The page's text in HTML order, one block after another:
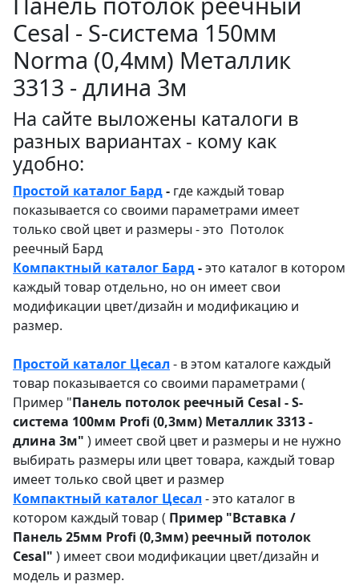
Cesal - S-система 150мм
Norma (0,4мм) Металлик
3313 - длина 3м
На сайте выложены каталоги в
разных вариантах - кому как
удобно:
Простой каталог Бард- где каждый товар
показывается со своими параметрами имеет
только свой цвет и размеры - это Потолок
реечный Бард
Компактный каталог Бард-это каталог в котором
каждый товар отдельно, но он имеет свои
модификации цвет/дизайн и модификацию и
размер.
Простой каталог Цесал - в этом каталоге каждый
товар показывается со своими параметрами (
Пример "Панель потолок реечный Cesal - S-
система 100мм Profi (0,3мм) Металлик 3313 -
длина 3м" ) имеет свой цвет и размеры и не нужно
выбирать размеры или цвет товара, каждый товар
имеет только свой цвет и размер
Компактный каталог Цесал - это каталог в
котором каждый товар ( Пример "Вставка /
Панель 25мм Profi (0,3мм) реечный потолок
Cesal" ) имеет свои модификации цвет/дизайн и
модель и размер.